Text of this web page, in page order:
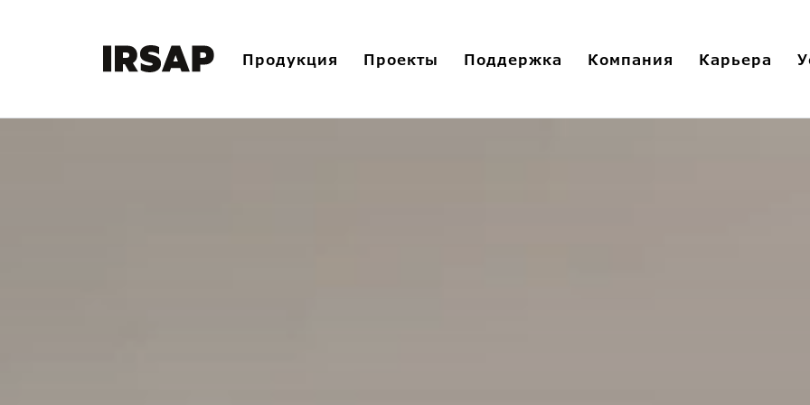
Продукция Проекты Поддержка Компания Карьера